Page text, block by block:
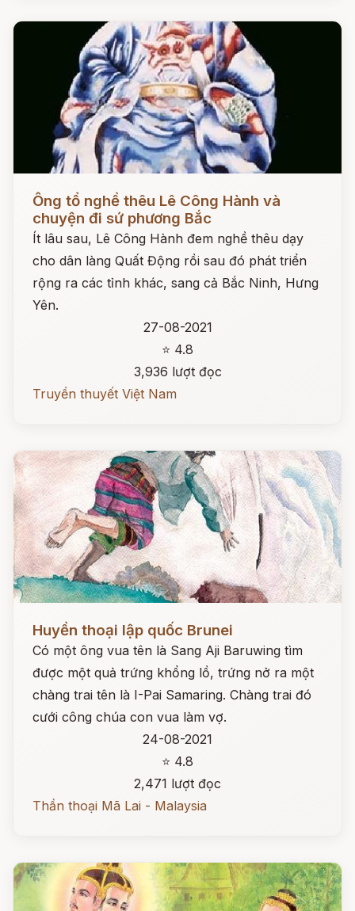
Đọc ngay
Ông tổ nghề thêu Lê Công Hành và
chuyện đi sứ phương Bắc
Ít lâu sau, Lê Công Hành đem nghề thêu dạy
cho dân làng Quất Động rồi sau đó phát triển
rộng ra các tỉnh khác, sang cả Bắc Ninh, Hưng
Yên.
27-08-2021
⭐ 4.8
3,936 lượt đọc
Truyền thuyết Việt Nam
Đọc ngay
Huyền thoại lập quốc Brunei
Có một ông vua tên là Sang Aji Baruwing tìm
được một quả trứng khổng lồ, trứng nở ra một
chàng trai tên là I-Pai Samaring. Chàng trai đó
cưới công chúa con vua làm vợ.
24-08-2021
⭐ 4.8
2,471 lượt đọc
Thần thoại Mã Lai - Malaysia